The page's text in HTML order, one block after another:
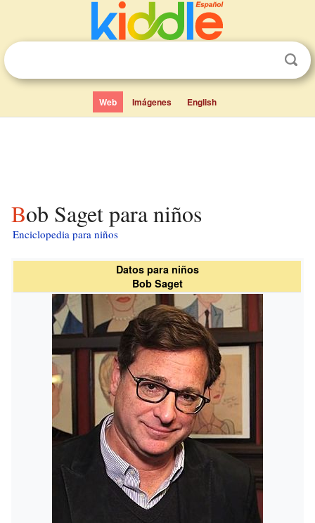
Web Imágenes English
Bob Saget para niños
Enciclopedia para niños
Datos para niños
Bob Saget